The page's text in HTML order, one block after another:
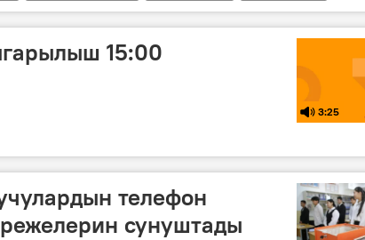
Сүрөт
15:00
3:25
телефон
сунуштады